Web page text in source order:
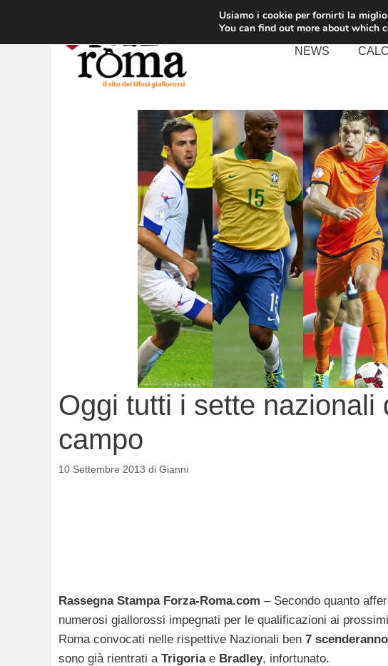
contenuto
NEWS
Oggi tutti i sette nazionali
campo
10 Settembre 2013 di Gianni
Rassegna Stampa Forza-Roma.com – Secondo quanto
numerosi giallorossi impegnati per le qualificazioni ai
Roma convocati nelle rispettive Nazionali ben 7
sono già rientrati a Trigoriae Bradley, infortunato.
Usiamo i cookie per fornirti la
You can find out more about which